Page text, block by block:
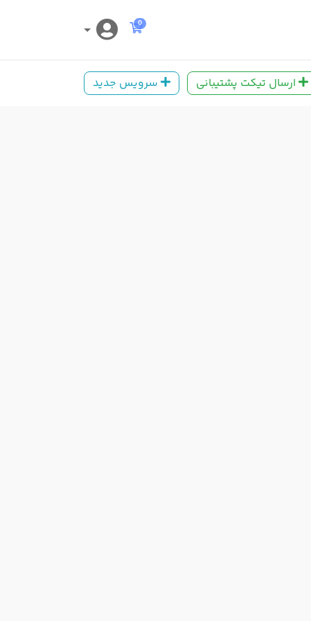
0 کارت خرید
ارسال تیکت پشتیبانی سرویس جدید